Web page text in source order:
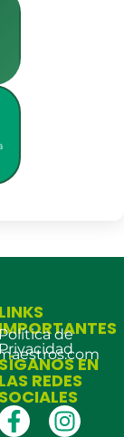
LINKS
IMPORTANTES
Política de
EN
LAS REDES
SOCIALES